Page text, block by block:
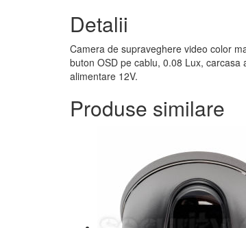
Detalii
Camera de supraveghere video color
buton OSD pe cablu, 0.08 Lux,
alimentare 12V.
Produse similare